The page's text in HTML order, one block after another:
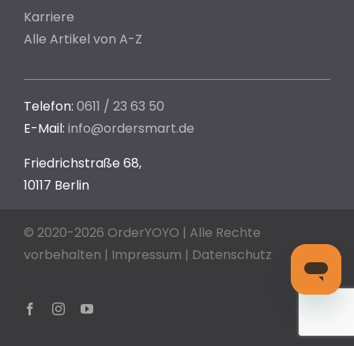
Karriere
Alle Artikel von A-Z
Telefon: 0611 / 23 63 50
E-Mail: info@ordersmart.de
Friedrichstraße 68,
10117 Berlin
© 2020-2026 OrderYOYO | Alle Rechte
vorbehalten | Impressum | Datenschutz